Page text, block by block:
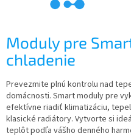
Moduly pre
chladenie
Prevezmite plnú kontrolu nad
domácnosti. Smart moduly pre
efektívne riadiť klimatizáciu,
klasické radiátory. Vytvorte si
teplôt podľa vášho denného